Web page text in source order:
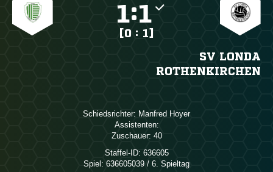
:
[0 : 1]
SV LONDA
ROTHENKIRCHEN
Schiedsrichter:  
Assistenten:
Zuschauer: 40
Staffel-ID: 636605
Spiel: 636605039 / 6. Spieltag